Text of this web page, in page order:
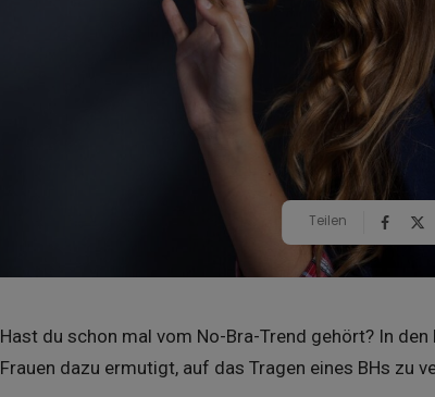
Teilen
Hast du schon mal vom No-Bra-Trend gehört? In
Frauen dazu ermutigt, auf das Tragen eines BHs zu